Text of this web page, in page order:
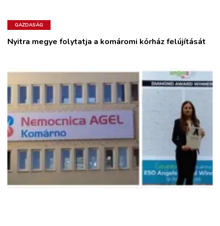
GAZDASÁG
Nyitra megye folytatja a komáromi kórház felújítását